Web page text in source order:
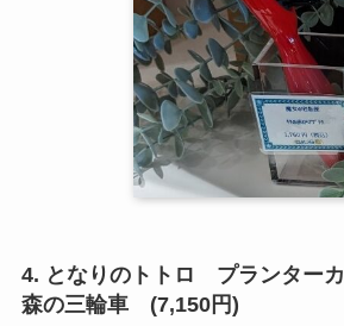
4. となりのトトロ プランター
森の三輪車 (7,150円)